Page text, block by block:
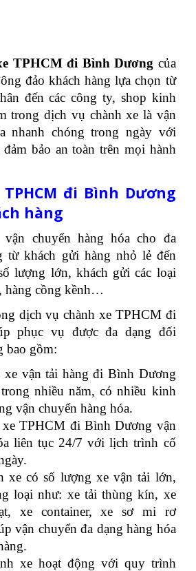
TPHCM đi Bình Dương của
đảo khách hàng lựa chọn từ
đến các công ty, shop kinh
trong dịch vụ chành xe là vận
nhanh chóng trong ngày với
bảo an toàn trên mọi hành
đi Bình Dương
hàng
chuyển hàng hóa cho đa
từ khách gửi hàng nhỏ lẻ đến
lượng lớn, khách gửi các loại
hàng cồng kềnh…
dịch vụ chành xe TPHCM đi
phục vụ được đa dạng đối
bao gồm:
xe vận tải hàng đi Bình Dương
nhiều năm, có nhiều kinh
vận chuyển hàng hóa.
xe TPHCM đi Bình Dương vận
liên tục 24/7 với lịch trình cố
xe có số lượng xe vận tải lớn,
loại như: xe tải thùng kín, xe
xe container, xe sơ mi rơ
vận chuyển đa dạng hàng hóa
xe hoạt động với quy trình